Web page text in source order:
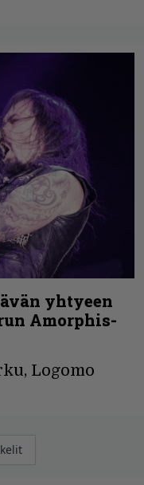
yhtyeen
Amorphis-
Logomo